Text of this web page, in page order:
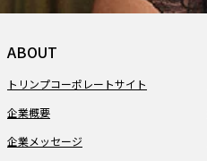
ABOUT
トリンプコーポレートサイト
企業概要
企業メッセージ